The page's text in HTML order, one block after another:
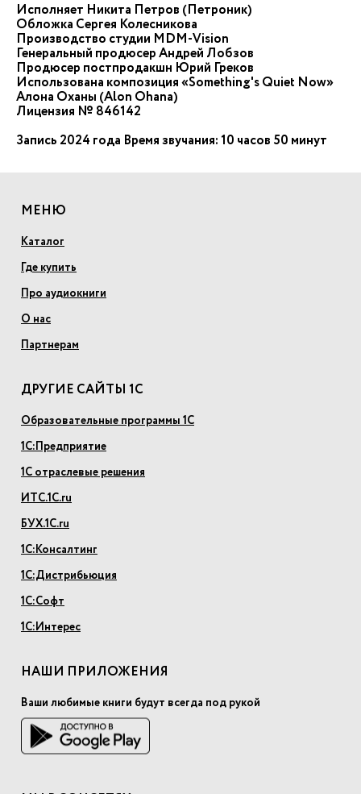
Исполняет Никита Петров (Петроник)
Обложка Сергея Колесникова
Производство студии MDM-Vision
Генеральный продюсер Андрей Лобзов
Продюсер постпродакшн Юрий Греков
Использована композиция «Something's Quiet Now»
Алона Оханы (Alon Ohana)
Лицензия № 846142
Запись 2024 года Время звучания: 10 часов 50 минут
МЕНЮ
Каталог
Где купить
Про аудиокниги
О нас
Партнерам
ДРУГИЕ САЙТЫ 1С
Образовательные программы 1С
1С:Предприятие
1С отраслевые решения
ИТС.1С.ru
БУХ.1С.ru
1С:Консалтинг
1С:Дистрибьюция
1С:Софт
1С:Интерес
НАШИ ПРИЛОЖЕНИЯ
Ваши любимые книги будут всегда под рукой